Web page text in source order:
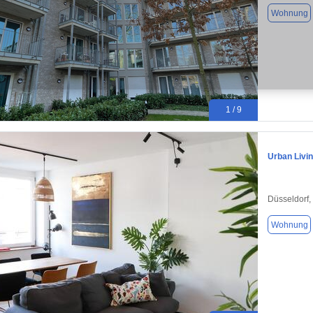
1 / 9
Wohnung
Urban
Wohnung